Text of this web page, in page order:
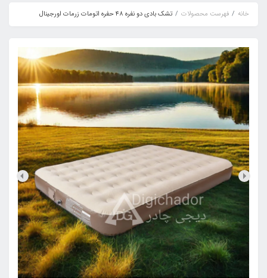
خانه فهرست محصولات تشک بادی دو نفره ۴۸ حفره اتومات زرمات اورجینال